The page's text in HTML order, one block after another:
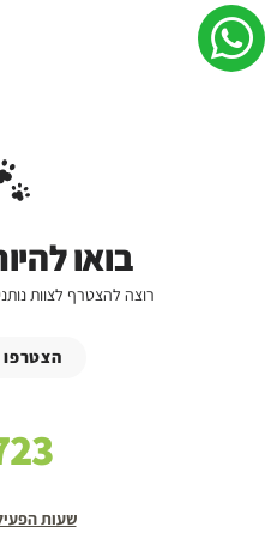
בואו
רוצה להצטרף לצוות
הצטרפו
שעות